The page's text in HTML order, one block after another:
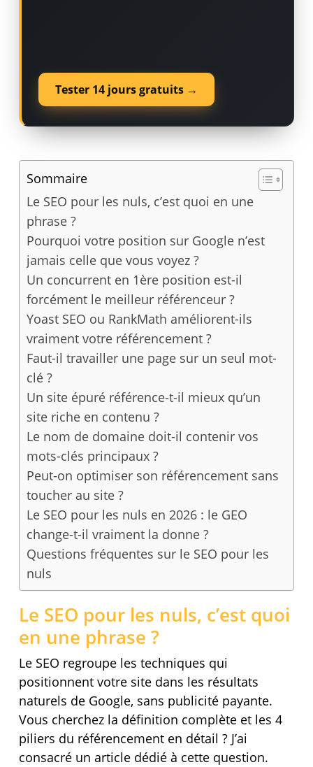
Tester 14 jours gratuits →
Sommaire
Le SEO pour les nuls, c’est quoi en une
phrase ?
Pourquoi votre position sur Google n’est
jamais celle que vous voyez ?
Un concurrent en 1ère position est-il
forcément le meilleur référenceur ?
Yoast SEO ou RankMath améliorent-ils
vraiment votre référencement ?
Faut-il travailler une page sur un seul mot-
clé ?
Un site épuré référence-t-il mieux qu’un
site riche en contenu ?
Le nom de domaine doit-il contenir vos
mots-clés principaux ?
Peut-on optimiser son référencement sans
toucher au site ?
Le SEO pour les nuls en 2026 : le GEO
change-t-il vraiment la donne ?
Questions fréquentes sur le SEO pour les
nuls
Le SEO pour les nuls, c’est quoi
en une phrase ?
Le SEO regroupe les techniques qui
positionnent votre site dans les résultats
naturels de Google, sans publicité payante.
Vous cherchez la définition complète et les 4
piliers du référencement en détail ? J’ai
consacré un article dédié à cette question.